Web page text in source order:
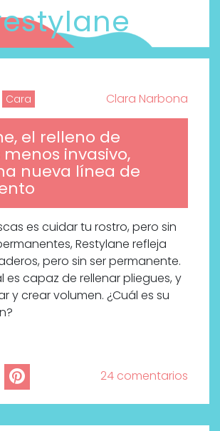
Cara Clara Narbona
el relleno de
invasivo,
nueva línea de
es cuidar tu rostro, pero sin
Restylane refleja
pero sin ser permanente.
es capaz de rellenar pliegues, y
y crear volumen. ¿Cuál es su
24 comentarios